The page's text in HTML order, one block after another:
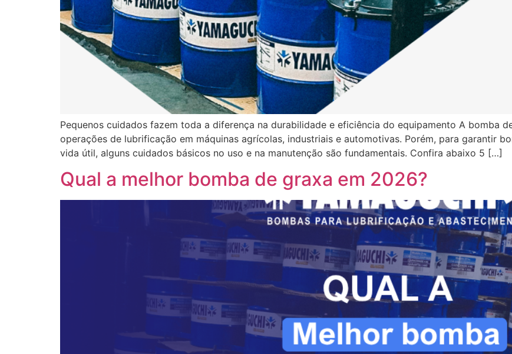
Pequenos cuidados fazem toda a diferença na durabilidade e eficiência do equipamento A bomba
operações de lubrificação em máquinas agrícolas, industriais e automotivas. Porém, para garantir
vida útil, alguns cuidados básicos no uso e na manutenção são fundamentais. Confira abaixo 5 […]
Qual a melhor bomba de graxa em 2026?